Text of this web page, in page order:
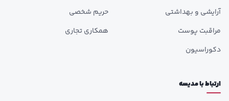
آرایشی و بهداشتی
مراقبت پوست
دکوراسیون
حریم شخصی
همکاری تجاری
ارتباط با مدیسه